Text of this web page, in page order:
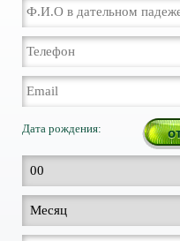
Дата рождения: